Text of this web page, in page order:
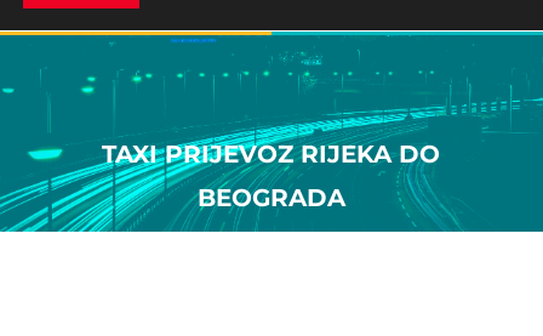
TAXI PRIJEVOZ RIJEKA DO
BEOGRADA